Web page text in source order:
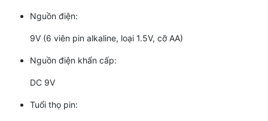
Nguồn điện:
9V (6 viên pin alkaline, loại 1.5V, cỡ AA)
Nguồn điện khẩn cấp:
DC 9V
Tuổi thọ pin: